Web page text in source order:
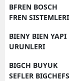
BFREN BOSCH
FREN SISTEMLERI
BIENY BIEN YAPI
URUNLERI
BIGCH BUYUK
SEFLER BIGCHEFS